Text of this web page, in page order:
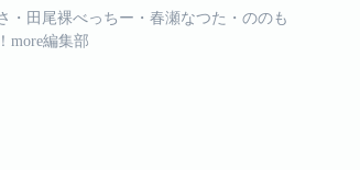
田尾裸べっちー・春瀬なつた・ののも
more編集部